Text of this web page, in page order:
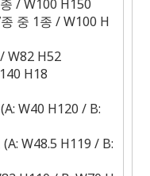
종 / W100 H150
종 중 1종 / W100 H
/ W82 H52
H18
(A: W40 H120 / B:
(A: W48.5 H119 / B: